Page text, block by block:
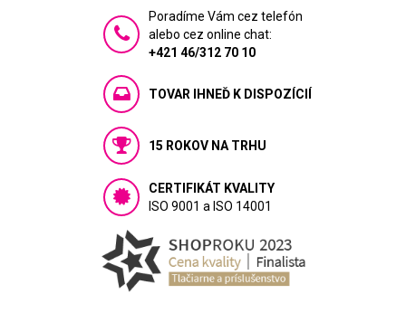
Poradíme Vám cez telefón
alebo cez online chat:
+421 46/312 70 10
TOVAR IHNEĎ K DISPOZÍCIÍ
15 ROKOV NA TRHU
CERTIFIKÁT KVALITY
ISO 9001 a ISO 14001